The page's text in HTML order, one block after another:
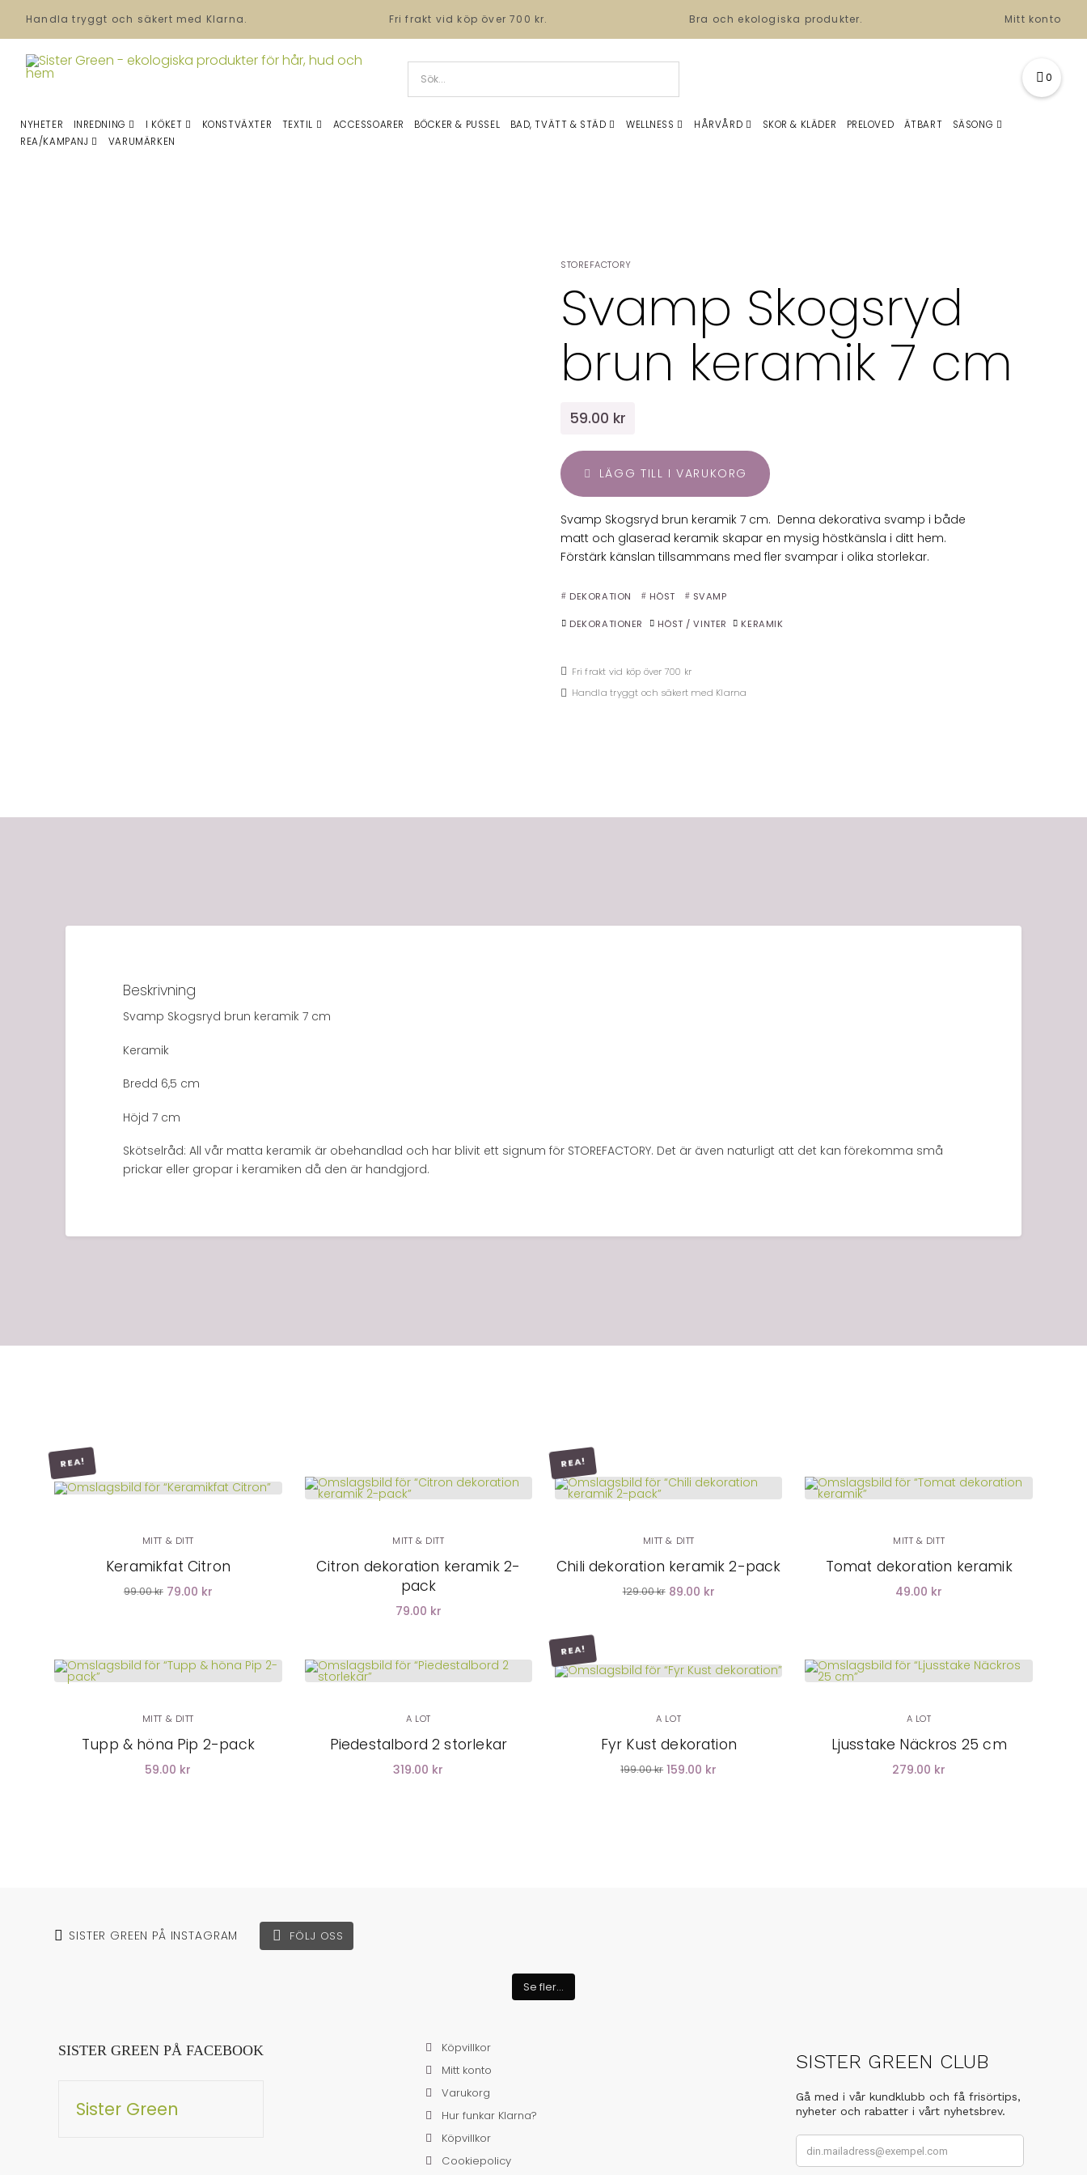
Handla tryggt och säkert med Klarna. Fri frakt vid köp över 700 kr. Bra och ekologiska produkter. Mitt konto
0
NYHETER INREDNING I KÖKET KONSTVÄXTER TEXTIL ACCESSOARER BÖCKER & PUSSEL BAD, TVÄTT & STÄD WELLNESS HÅRVÅRD SKOR & KLÄDER PRELOVED ÄTBART
SÄSONG
REA/KAMPANJ
VARUMÄRKEN
STOREFACTORY
Svamp Skogsryd
brun keramik 7 cm
59.00 kr
LÄGG TILL I VARUKORG
Svamp Skogsryd brun keramik 7 cm. Denna dekorativa svamp i både
matt och glaserad keramik skapar en mysig höstkänsla i ditt hem.
Förstärk känslan tillsammans med fler svampar i olika storlekar.
DEKORATION HÖST SVAMP
DEKORATIONER HÖST / VINTER KERAMIK
Fri frakt vid köp över 700 kr
Handla tryggt och säkert med Klarna
Beskrivning
Svamp Skogsryd brun keramik 7 cm
Keramik
Bredd 6,5 cm
Höjd 7 cm
Skötselråd: All vår matta keramik är obehandlad och har blivit ett signum för STOREFACTORY. Det är även naturligt att det kan förekomma små
prickar eller gropar i keramiken då den är handgjord.
REA!
LÄGG I
VARUKORG
MITT & DITT
Keramikfat Citron
99.00 kr 79.00 kr
MITT & DITT
Citron dekoration keramik 2-
pack
79.00 kr
REA!
LÄGG I
VARUKORG
MITT & DITT
Chili dekoration keramik 2-pack
129.00 kr 89.00 kr
MITT & DITT
Tomat dekoration keramik
49.00 kr
LÄGG I
VARUKORG
MITT & DITT
Tupp & höna Pip 2-pack
59.00 kr
LÄGG I
VARUKORG
A LOT
Piedestalbord 2 storlekar
319.00 kr
REA!
A LOT
Fyr Kust dekoration
199.00 kr 159.00 kr
A LOT
Ljusstake Näckros 25 cm
279.00 kr
SISTER GREEN PÅ INSTAGRAM FÖLJ OSS
Se fler...
SISTER GREEN PÅ FACEBOOK
Sister Green
Köpvillkor
Mitt konto
Varukorg
Hur funkar Klarna?
Köpvillkor
Cookiepolicy